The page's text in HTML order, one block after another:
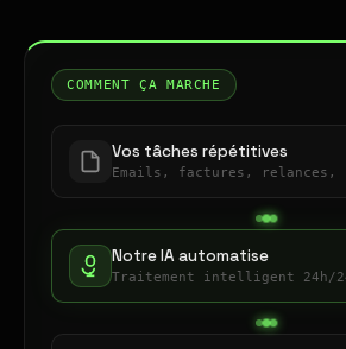
COMMENT ÇA MARCHE
Vos tâches répétitives
Emails, factures,
Notre IA automatise
Traitement intelligent 24h/